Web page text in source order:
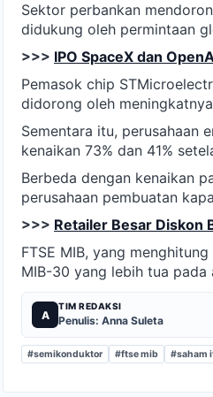
Sektor perbankan
didukung oleh permintaan
>>> IPO SpaceX dan
Pemasok chip
didorong oleh
Sementara itu, perusahaan
kenaikan 73% dan 41%
Berbeda dengan kenaikan
perusahaan pembuatan
>>> Retailer Besar Diskon
FTSE MIB, yang
MIB-30 yang lebih tua pada
A
TIM REDAKSI
Penulis: Anna Suleta
#semikonduktor #ftse mib #saham